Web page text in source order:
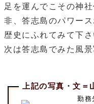
足を運んでこその神
非、答志島のパワー
歴史にふれてみて下さ
次は答志島でみた風
上記の写真・文＝
勤務